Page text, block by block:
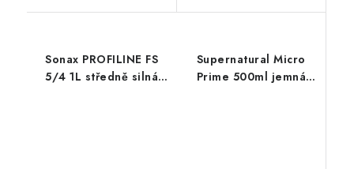
Sonax PROFILINE FS
5/4 1L středně silná
Supernatural Micro
Prime 500ml jemná